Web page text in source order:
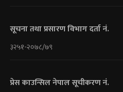
सूचना तथा प्रसारण विभाग दर्ता नं.
३२५१-२०७८/७९
प्रेस काउन्सिल नेपाल सूचीकरण नं.